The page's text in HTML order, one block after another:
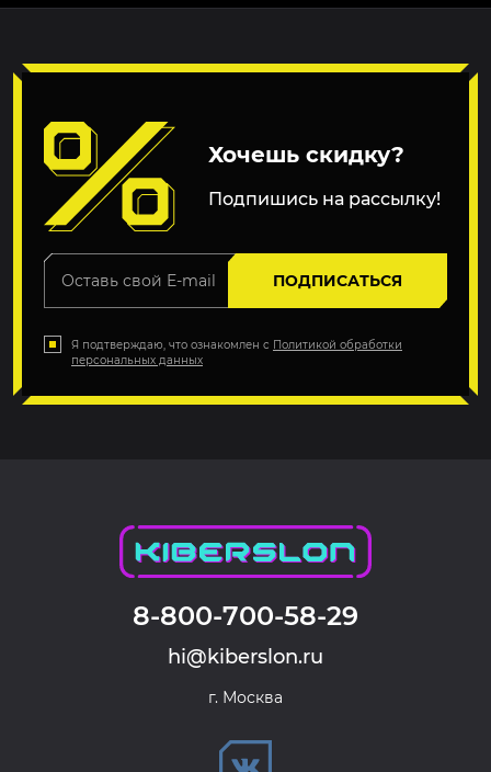
Хочешь скидку?
Подпишись на рассылку!
ПОДПИСАТЬСЯ
Я подтверждаю, что ознакомлен с Политикой обработки
персональных данных
8-800-700-58-29
hi@kiberslon.ru
г. Москва